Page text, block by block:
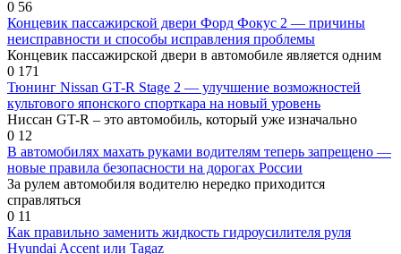
0 56
Концевик пассажирской двери Форд Фокус 2 — причины
неисправности и способы исправления проблемы
Концевик пассажирской двери в автомобиле является одним
0 171
Тюнинг Nissan GT-R Stage 2 — улучшение возможностей
культового японского спорткара на новый уровень
Ниссан GT-R – это автомобиль, который уже изначально
0 12
В автомобилях махать руками водителям теперь запрещено —
новые правила безопасности на дорогах России
За рулем автомобиля водителю нередко приходится
справляться
0 11
Как правильно заменить жидкость гидроусилителя руля
Hyundai Accent или Tagaz